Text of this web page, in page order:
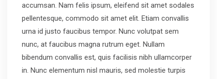
accumsan. Nam felis ipsum, eleifend sit amet sodales
pellentesque, commodo sit amet elit. Etiam convallis
urna id justo faucibus tempor. Nunc volutpat sem
nunc, at faucibus magna rutrum eget. Nullam
bibendum convallis est, quis facilisis nibh ullamcorper
in. Nunc elementum nisl mauris, sed molestie turpis